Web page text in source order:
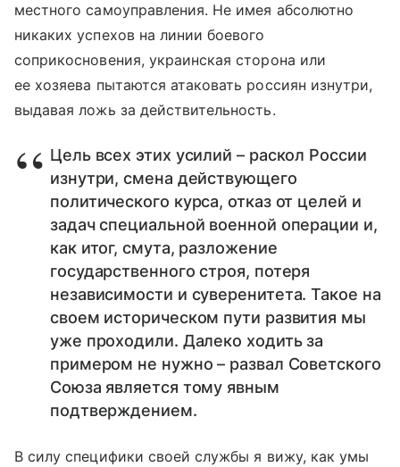
местного самоуправления. Не имея абсолютно
никаких успехов на линии боевого
соприкосновения, украинская сторона или
ее хозяева пытаются атаковать россиян изнутри,
выдавая ложь за действительность.
Цель всех этих усилий – раскол России
изнутри, смена действующего
политического курса, отказ от целей и
задач специальной военной операции и,
как итог, смута, разложение
государственного строя, потеря
независимости и суверенитета. Такое на
своем историческом пути развития мы
уже проходили. Далеко ходить за
примером не нужно – развал Советского
Союза является тому явным
подтверждением.
В силу специфики своей службы я вижу, как умы